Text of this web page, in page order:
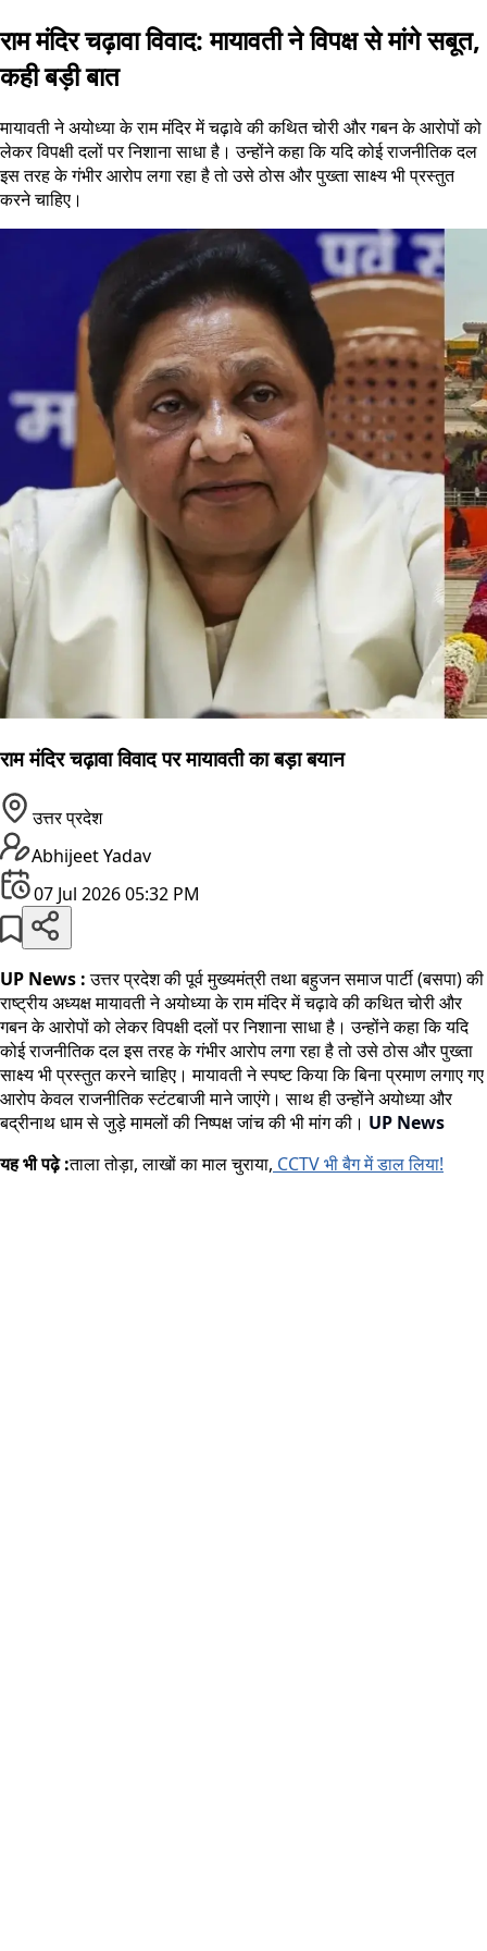
राम मंदिर चढ़ावा विवाद: मायावती ने विपक्ष से मांगे सबूत,
कही बड़ी बात
मायावती ने अयोध्या के राम मंदिर में चढ़ावे की कथित चोरी और गबन के आरोपों को
लेकर विपक्षी दलों पर निशाना साधा है। उन्होंने कहा कि यदि कोई राजनीतिक दल
इस तरह के गंभीर आरोप लगा रहा है तो उसे ठोस और पुख्ता साक्ष्य भी प्रस्तुत
करने चाहिए।
राम मंदिर चढ़ावा विवाद पर मायावती का बड़ा बयान
उत्तर प्रदेश
Abhijeet Yadav
07 Jul 2026 05:32 PM
UP News :उत्तर प्रदेश की पूर्व मुख्यमंत्री तथा बहुजन समाज पार्टी (बसपा) की
राष्ट्रीय अध्यक्ष मायावती ने अयोध्या के राम मंदिर में चढ़ावे की कथित चोरी और
गबन के आरोपों को लेकर विपक्षी दलों पर निशाना साधा है। उन्होंने कहा कि यदि
कोई राजनीतिक दल इस तरह के गंभीर आरोप लगा रहा है तो उसे ठोस और पुख्ता
साक्ष्य भी प्रस्तुत करने चाहिए। मायावती ने स्पष्ट किया कि बिना प्रमाण लगाए गए
आरोप केवल राजनीतिक स्टंटबाजी माने जाएंगे। साथ ही उन्होंने अयोध्या और
बद्रीनाथ धाम से जुड़े मामलों की निष्पक्ष जांच की भी मांग की। UP News
यह भी पढ़े :ताला तोड़ा, लाखों का माल चुराया, CCTV भी बैग में डाल लिया!